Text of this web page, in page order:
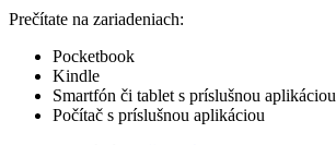
Prečítate na zariadeniach:
Pocketbook
Kindle
Smartfón či tablet s príslušnou aplikáciou
Počítač s príslušnou aplikáciou